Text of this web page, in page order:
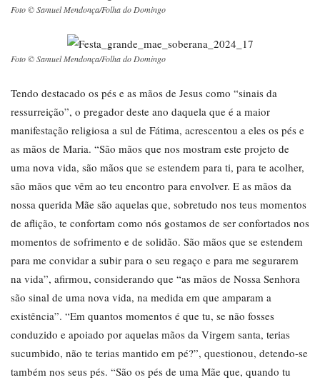
Foto © Samuel Mendonça/Folha do Domingo
Foto © Samuel Mendonça/Folha do Domingo
Tendo destacado os pés e as mãos de Jesus como “sinais da
ressurreição”, o pregador deste ano daquela que é a maior
manifestação religiosa a sul de Fátima, acrescentou a eles os pés e
as mãos de Maria. “São mãos que nos mostram este projeto de
uma nova vida, são mãos que se estendem para ti, para te acolher,
são mãos que vêm ao teu encontro para envolver. E as mãos da
nossa querida Mãe são aquelas que, sobretudo nos teus momentos
de aflição, te confortam como nós gostamos de ser confortados nos
momentos de sofrimento e de solidão. São mãos que se estendem
para me convidar a subir para o seu regaço e para me segurarem
na vida”, afirmou, considerando que “as mãos de Nossa Senhora
são sinal de uma nova vida, na medida em que amparam a
existência”. “Em quantos momentos é que tu, se não fosses
conduzido e apoiado por aquelas mãos da Virgem santa, terias
sucumbido, não te terias mantido em pé?”, questionou, detendo-se
também nos seus pés. “São os pés de uma Mãe que, quando tu